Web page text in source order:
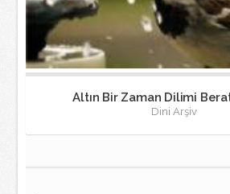
Altın Bir Zaman Dilimi
Dini Arşiv